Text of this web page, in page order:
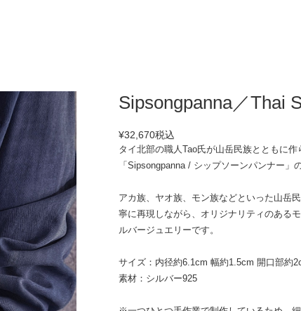
Sipsongpanna／Thai
¥32,670税込
タイ北部の職人Tao氏が山岳民族とともに作
「Sipsongpanna / シップソーンパンナー」
アカ族、ヤオ族、モン族などといった山岳
寧に再現しながら、オリジナリティのある
ルバージュエリーです。
サイズ：内径約6.1cm 幅約1.5cm 開口部約
素材：シルバー925